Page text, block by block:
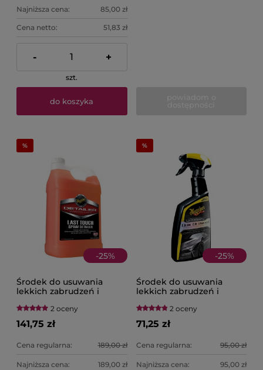
Najniższa cena: 85,00 zł
Cena netto: 51,83 zł
- +
szt.
do koszyka
-25%
Środek do usuwania
lekkich zabrudzeń i
Touch Spray Detailer 3,78
l MEGUIAR'S
2 oceny
141,75 zł
Cena regularna: 189,00 zł
Najniższa cena: 189,00 zł
-25%
Środek do usuwania
lekkich zabrudzeń i
Ultimate Quik Detailer –
710ML MEGUIAR'S
2 oceny
71,25 zł
Cena regularna: 95,00 zł
Najniższa cena: 95,00 zł